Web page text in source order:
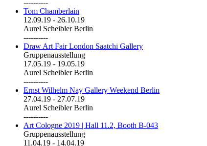
----------
Tom Chamberlain
12.09.19 - 26.10.19
Aurel Scheibler Berlin
----------
Draw Art Fair London Saatchi Gallery
Gruppenausstellung
17.05.19 - 19.05.19
Aurel Scheibler Berlin
----------
Ernst Wilhelm Nay Gallery Weekend Berlin
27.04.19 - 27.07.19
Aurel Scheibler Berlin
----------
Art Cologne 2019 | Hall 11.2, Booth B-043
Gruppenausstellung
11.04.19 - 14.04.19